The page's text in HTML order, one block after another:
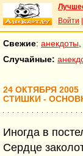
Войти
Свежие: анекдоты
Случайные:
24 ОКТЯБРЯ 2005
СТИШКИ -
Иногда в
Сердце